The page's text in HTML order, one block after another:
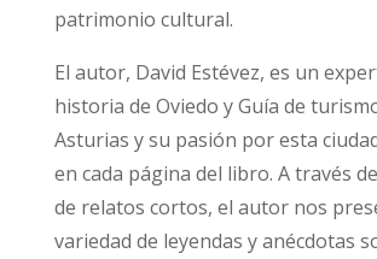
patrimonio cultural.
El autor, David Estévez, es un
historia de Oviedo y Guía de
Asturias y su pasión por esta
en cada página del libro. A través
de relatos cortos, el autor nos
variedad de leyendas y anécdotas